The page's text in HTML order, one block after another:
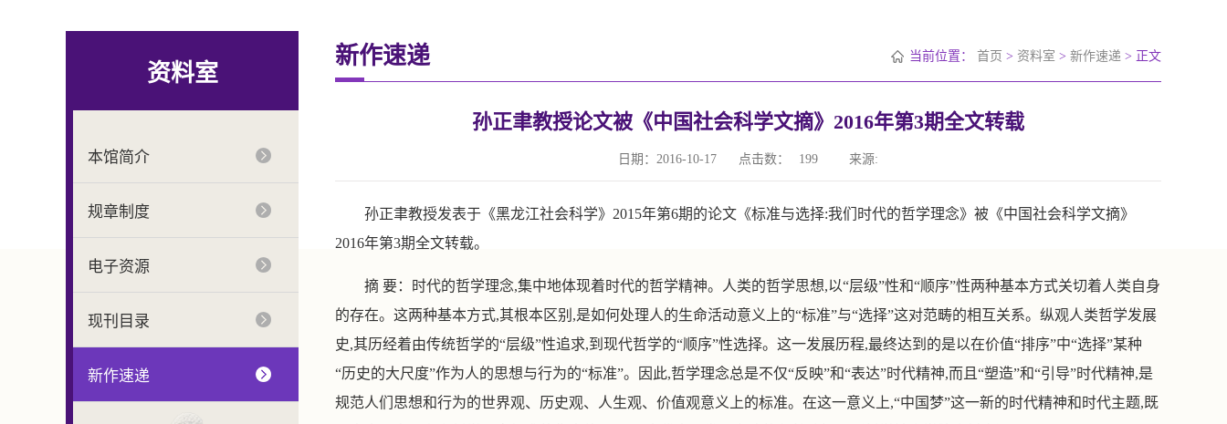
资料室
本馆简介
规章制度
电子资源
现刊目录
新作速递
新作速递 当前位置： 首页 > 资料室 > 新作速递 > 正文
孙正聿教授论文被《中国社会科学文摘》2016年第3期全文转载
日期：2016-10-17 点击数： 199 来源:
孙正聿教授发表于《黑龙江社会科学》 2015年第6期的论文《标准与选择:我们时代的哲学理念》被《中国社会科学文摘》
2016年第3期全文转载。
摘 要：时代的哲学理念,集中地体现着时代的哲学精神。人类的哲学思想,以“层级”性和“顺序”性两种基本方式关切着人类自身
的存在。这两种基本方式,其根本区别 ,是如何处理人的生命活动意义上的“标准”与“选择”这对范畴的相互关系。纵观人类哲学发展
史,其历经着由传统哲学的“层级”性追求,到现代哲学的“顺序”性选择。这一发展历程,最终达到的是以在价值“排序”中“选择”某种
“历史的大尺度”作为人的思想与行为的“标准”。因此,哲学理念总是不仅“反映”和“表达”时代精神,而且 “塑造”和“引导”时代精神,是
规范人们思想和行为的世界观、历史观、人生观、价值观意义上的标准。在这一意义上,“中国梦”这一新的时代精神和时代主题,既